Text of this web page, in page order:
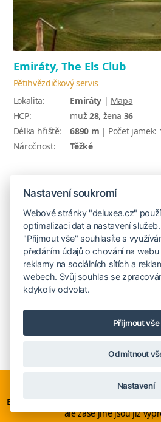
Emiráty, The Els Club
Pětihvězdičkový servis
Lokalita:
Emiráty| Mapa
HCP:
muž 28, žena 36
Délka hřiště:
6890 m | Počet jamek:
Náročnost:
Těžké
Emiráty, The Montgomerie
Mapa
Délka hřiště:
6110 m| Počet jamek:
neřešíte na poslední chvíli.
Evropě neruší. Mnohé hotely v Evropě
ale zase jiné jsou již
Nastavení soukromí
Webové stránky "deluxea.cz"
optimalizaci dat a nastavení
"Přijmout vše" souhlasíte s
předáním údajů o chování na
reklamy na sociálních sítích a
webech. Svůj souhlas se
kdykoliv odvolat.
Přijmout vše
Odmítnout
Nastavení
Potřebujete poradit?
Chettyho.